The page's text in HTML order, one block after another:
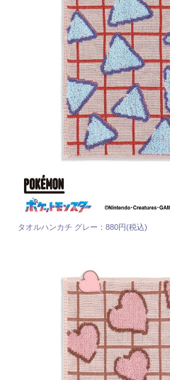
タオルハンカチ グレー：880円(税込)